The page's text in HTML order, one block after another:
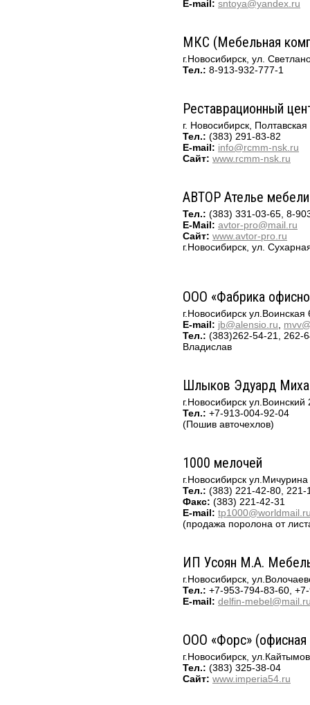
E-mail: sntoya@yandex.ru
МКС (Мебельная
г.Новосибирск, ул.
Тел.: 8-913-932-777-1
Реставрационный
г. Новосибирск,
Тел.: (383) 291-83-82
E-mail: info@rcmm-nsk.ru
Сайт: www.rcmm-nsk.ru
АВТОР Ателье мебели
Тел.: (383) 331-03-65, 8-
E-Mail: avtor-pro@mail.ru
Сайт: www.avtor-pro.ru
г.Новосибирск, ул.
ООО «Фабрика
г.Новосибирск ул.Воинская
E-mail: jb@alensio.ru
Тел.: (383)262-54-21, 262-
Владислав
Шлыков Эдуард
г.Новосибирск
Тел.: +7-913-004-92-04
(Пошив авточехлов)
1000 мелочей
г.Новосибирск
Тел.: (383) 221-42-80, 221-
Факс: (383) 221-42-31
E-mail:
(продажа поролона от
ИП Усоян М.А.
г.Новосибирск,
Тел.: +7-953-794-83-60,
E-mail: delfin-
ООО «Форс»
г.Новосибирск,
Тел.: (383) 325-38-04
Сайт: www.imperia54.ru